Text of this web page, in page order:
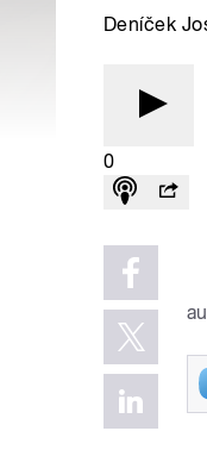
Deníček
0